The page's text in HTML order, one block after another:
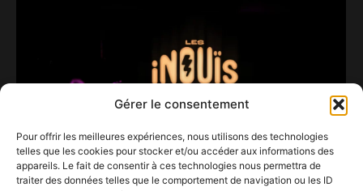
Gérer le consentement
Pour offrir les meilleures expériences, nous utilisons des technologies
telles que les cookies pour stocker et/ou accéder aux informations des
appareils. Le fait de consentir à ces technologies nous permettra de
traiter des données telles que le comportement de navigation ou les ID